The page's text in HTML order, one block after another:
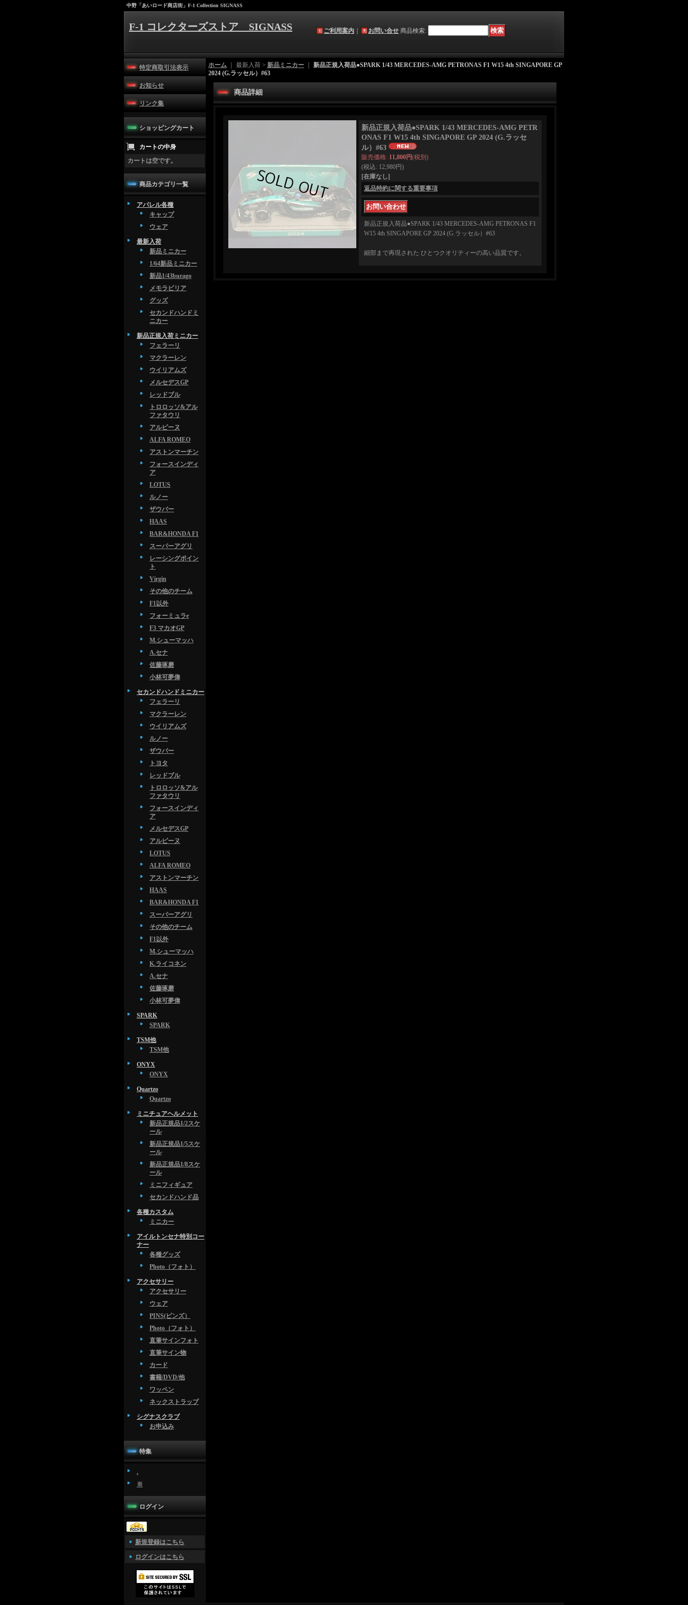
中野「あいロード商店街」F-1 Collection SIGNASS
F-1 コレクターズストア SIGNASS ご利用案内 お問い合せ 商品検索:
特定商取引法表示
お知らせ
リンク集
ショッピングカート
カートの中身
カートは空です。
商品カテゴリ一覧
アパレル各種
キャップ
ウェア
最新入荷
新品ミニカー
1/64新品ミニカー
新品1/43burago
メモラビリア
グッズ
セカンドハンドミ
ニカー
新品正規入荷ミニカー
フェラーリ
マクラーレン
ウイリアムズ
メルセデスGP
レッドブル
トロロッソ&アル
ファタウリ
アルピーヌ
ALFA ROMEO
アストンマーチン
フォースインディ
ア
LOTUS
ルノー
ザウバー
HAAS
BAR&HONDA F1
スーパーアグリ
レーシングポイン
ト
Virgin
その他のチーム
F1以外
フォーミュラe
F3 マカオGP
M.シューマッハ
A.セナ
佐藤琢磨
小林可夢偉
セカンドハンドミニカー
フェラーリ
マクラーレン
ウイリアムズ
ルノー
ザウバー
トヨタ
レッドブル
トロロッソ&アル
ファタウリ
フォースインディ
ア
メルセデスGP
アルピーヌ
LOTUS
ALFA ROMEO
アストンマーチン
HAAS
BAR&HONDA F1
スーパーアグリ
その他のチーム
F1以外
M.シューマッハ
K.ライコネン
A.セナ
佐藤琢磨
小林可夢偉
SPARK
SPARK
TSM他
TSM他
ONYX
ONYX
Quartzo
Quartzo
ミニチュアヘルメット
新品正規品1/2スケ
ール
新品正規品1/5スケ
ール
新品正規品1/8スケ
ール
ミニフィギュア
セカンドハンド品
各種カスタム
ミニカー
アイルトンセナ特別コー
ナー
各種グッズ
Photo（フォト）
アクセサリー
アクセサリー
ウェア
PINS(ピンズ）
Photo（フォト）
直筆サインフォト
直筆サイン物
カード
書籍/DVD/他
ワッペン
ネックストラップ
シグナスクラブ
お申込み
特集
.
※
ログイン
新規登録はこちら
ログインはこちら
ホーム ｜ 最新入荷 > 新品ミニカー
新品正規入荷品●SPARK 1/43 MERCEDES-AMG PETRONAS F1 W15 4th SINGAPORE GP
2024 (G.ラッセル）#63
商品詳細
新品正規入荷品●SPARK 1/43 MERCEDES-AMG PETR
ONAS F1 W15 4th SINGAPORE GP 2024 (G.ラッセ
ル）#63
販売価格: 11,800円(税別)
(税込: 12,980円)
[在庫なし]
返品特約に関する重要事項
新品正規入荷品●SPARK 1/43 MERCEDES-AMG PETRONAS F1
W15 4th SINGAPORE GP 2024 (G.ラッセル）#63
細部まで再現された ひとつクオリティーの高い品質です。